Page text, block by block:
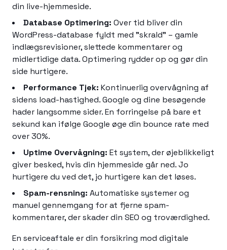
din live-hjemmeside.
Database Optimering: Over tid bliver din
WordPress-database fyldt med "skrald" – gamle
indlægsrevisioner, slettede kommentarer og
midlertidige data. Optimering rydder op og gør din
side hurtigere.
Performance Tjek: Kontinuerlig overvågning af
sidens load-hastighed. Google og dine besøgende
hader langsomme sider. En forringelse på bare et
sekund kan ifølge Google øge din bounce rate med
over 30%.
Uptime Overvågning: Et system, der øjeblikkeligt
giver besked, hvis din hjemmeside går ned. Jo
hurtigere du ved det, jo hurtigere kan det løses.
Spam-rensning: Automatiske systemer og
manuel gennemgang for at fjerne spam-
kommentarer, der skader din SEO og troværdighed.
En serviceaftale er din forsikring mod digitale